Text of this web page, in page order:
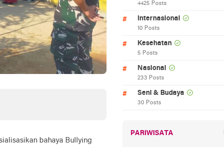
bahaya Bullying
4425 Posts
Internasional
10 Posts
Kesehatan
5 Posts
Nasional
233 Posts
Seni & Budaya
30 Posts
PARIWISATA